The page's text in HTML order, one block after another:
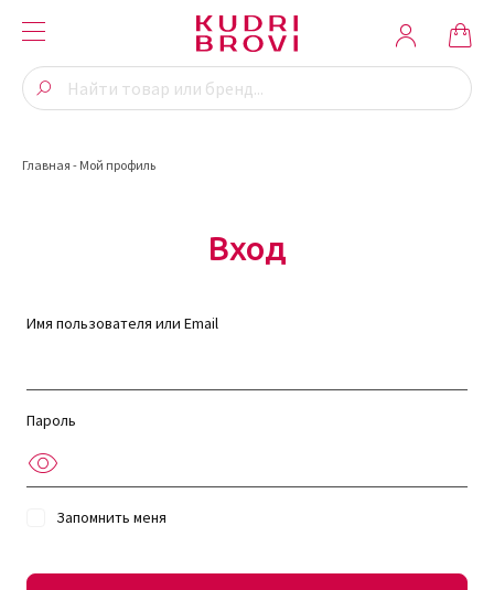
Главная - Мой профиль
Вход
Имя пользователя или Email
Пароль
Запомнить меня